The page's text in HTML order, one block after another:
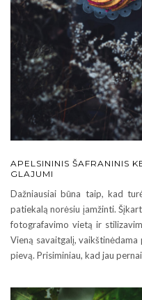
APELSININIS ŠAFRANINIS
GLAJUMI
Dažniausiai būna taip, kad
patiekalą norėsiu įamžinti.
fotografavimo vietą ir
Vieną savaitgalį, vaikštinėdama
pievą. Prisiminiau, kad jau